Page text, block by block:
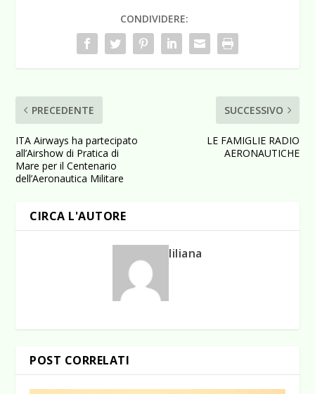
CONDIVIDERE:
PRECEDENTE
ITA Airways ha partecipato
all’Airshow di Pratica di
Mare per il Centenario
dell’Aeronautica Militare
SUCCESSIVO
LE FAMIGLIE RADIO
AERONAUTICHE
CIRCA L'AUTORE
liliana
POST CORRELATI